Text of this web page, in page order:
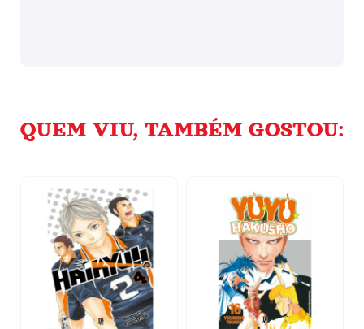
QUEM VIU, TAMBÉM GOSTOU: